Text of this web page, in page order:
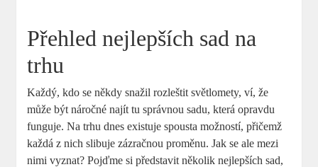
Přehled nejlepších sad na
trhu
Každý, kdo se někdy snažil rozleštit světlomety, ví, že
může být náročné najít tu správnou sadu,‌ která opravdu
funguje. Na trhu dnes existuje spousta možností, ​přičemž
každá z nich slibuje zázračnou proměnu. Jak se ale mezi
nimi vyznat? Pojďme si⁣ představit několik nejlepších sad,